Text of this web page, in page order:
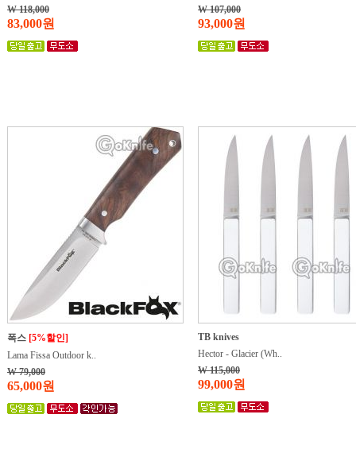
W 118,000
83,000원
W 107,000
93,000원
폭스 [5%할인]
Lama Fissa Outdoor k..
W 79,000
65,000원
TB knives
Hector - Glacier (Wh..
W 115,000
99,000원